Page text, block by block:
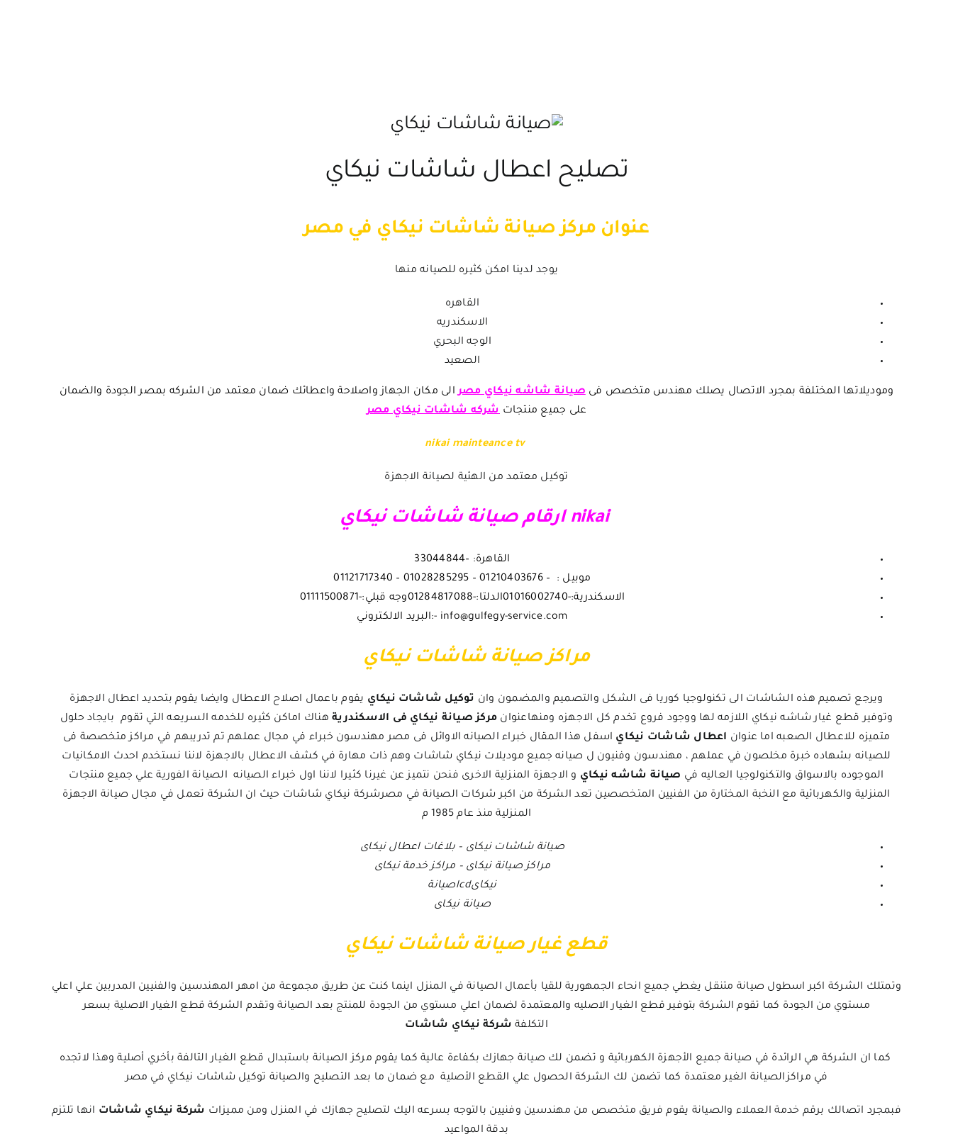
تصليح اعطال شاشات نيكاي
عنوان مركز صيانة شاشات نيكاي في مصر
يوجد لدينا امكن كثيره للصيانه منها
القاهره
الاسكندريه
الوجه البحري
الصعيد
وموديلاتها المختلفة بمجرد الاتصال يصلك مهندس متخصص فىصيانة شاشه نيكاي مصرالى مكان الجهاز واصلاحة واعطائك ضمان معتمد من الشركه بمصر الجودة والضمان
على جميع منتجاتشركه شاشات نيكاي مصر
nikai mainteance tv
توكيل معتمد من الهئية لصيانة الاجهزة
nikai ارقام صيانة شاشات نيكاي
القاهرة: –33044844
موبيل : – 01210403676 – 01028285295 – 01121717340
الاسكندرية:-01016002740
الدلتا:-01284817088
وجه قبلي:-01111500871
info@gulfegy-service.com -:البريد الالكتروني
مراكز صيانة شاشات نيكاي
ويرجع تصميم هذه الشاشات الى تكنولوجيا كوريا فى الشكل والتصميم والمضمون وان توكيل شاشات نيكاي يقوم باعمال اصلاح الاعطال وايضا يقوم بتحديد اعطال الاجهزة
وتوفير قطع غيار شاشه نيكاي اللازمه لها ووجود فروع تخدم كل الاجهزه ومنهاعنوان مركز صيانة نيكاي فى الاسكندرية هناك اماكن كثيره للخدمه السريعه التي تقوم بايجاد حلول
متميزه للاعطال الصعبه اما عنوان اعطال شاشات نيكاي اسفل هذا المقال خبراء الصيانه الاوائل فى مصر مهندسون خبراء في مجال عملهم تم تدريبهم في مراكز متخصصة فى
للصيانه بشهاده خبرة مخلصون في عملهم ، مهندسون وفنيون ل صيانه جميع موديلات نيكاي شاشات وهم ذات مهارة في كشف الاعطال بالاجهزة لاننا نستخدم احدث الامكانيات
الموجوده بالاسواق والتكنولوجيا العاليه في صيانة شاشه نيكاي و الاجهزة المنزلية الاخرى فنحن نتميز عن غيرنا كثيرا لاننا اول خبراء الصيانه الصيانة الفورية علي جميع منتجات
المنزلية والكهربائية مع النخبة المختارة من الفنيين المتخصصين تعد الشركة من اكبر شركات الصيانة في مصرشركة نيكاي شاشات حيث ان الشركة تعمل في مجال صيانة الاجهزة
المنزلية منذ عام 1985 م
صيانة شاشات نيكاى – بلاغات اعطال نيكاى
مراكز صيانة نيكاى – مراكز خدمة نيكاى
نيكاىlcdصيانة
صيانة نيكاى
قطع غيار صيانة شاشات نيكاي
وتمتلك الشركة اكبر اسطول صيانة متنقل يغطي جميع انحاء الجمهورية للقيا بأعمال الصيانة في المنزل اينما كنت عن طريق مجموعة من امهر المهندسين والفنيين المدربين علي اعلي
مستوي من الجودة كما تقوم الشركة بتوفير قطع الغيار الاصليه والمعتمدة لضمان اعلي مستوي من الجودة للمنتج بعد الصيانة وتقدم الشركة قطع الغيار الاصلية بسعر
التكلفة شركة نيكاي شاشات
كما ان الشركة هي الرائدة في صيانة جميع الأجهزة الكهربائية و تضمن لك صيانة جهازك بكفاءة عالية كما يقوم مركز الصيانة باستبدال قطع الغيار التالفة بأخري أصلية وهذا لاتجده
في مراكزالصيانة الغير معتمدة كما تضمن لك الشركة الحصول علي القطع الأصلية مع ضمان ما بعد التصليح والصيانة توكيل شاشات نيكاي في مصر
فبمجرد اتصالك برقم خدمة العملاء والصيانة يقوم فريق متخصص من مهندسين وفنيين بالتوجه بسرعه اليك لتصليح جهازك في المنزل ومن مميزات شركة نيكاي شاشات انها تلتزم
بدقة المواعيد